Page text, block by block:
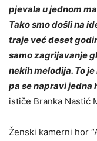
pjevala u jednom
Tako smo došli na
traje već deset
samo zagrijavanje
nekih melodija. To
pa se napravi jedna
ističe Branka Nastić
Ženski kamerni hor